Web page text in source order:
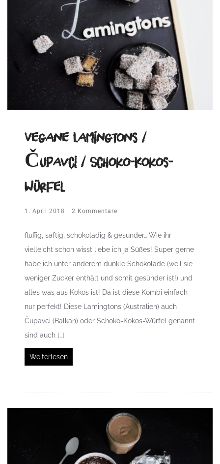
Vegane Lamingtons /
Čupavci / Schoko-Kokos-
Würfel
1. April 2018 2 Kommentare
fluffig, saftig, schokoladig & gesünder… Wie ihr
vielleicht schon wisst liebe ich ja Süßes! Super gerne
habe ich unter anderem dunkle Schokolade (weil sie
weniger Zucker enthält und somit gesünder ist!) und
alles was aus Kokos ist! Da ist diese Kombi einfach
nur perfekt! Diese Lamingtons (Australien) auch
Čupavci (Balkan) oder Schoko-Kokos-Würfel genannt
sind auch […]
Weiterlesen